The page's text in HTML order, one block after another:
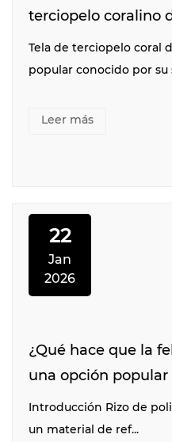
terciopelo coralino
Tela de terciopelo coral de
popular conocido por su
Leer más
22
Jan
2026
¿Qué hace que la
una opción
toallas deportivas?
Introducción Rizo de poliéster se ha convertido en
un material de ref...